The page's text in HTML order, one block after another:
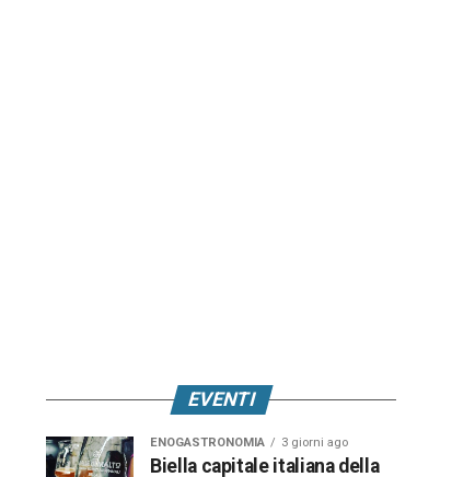
EVENTI
ENOGASTRONOMIA 3 giorni ago
Biella capitale italiana della